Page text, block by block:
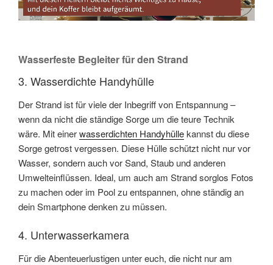
Wasserfeste Begleiter für den Strand
3. Wasserdichte Handyhülle
Der Strand ist für viele der Inbegriff von Entspannung –
wenn da nicht die ständige Sorge um die teure Technik
wäre. Mit einerwasserdichten Handyhüllekannst du diese
Sorge getrost vergessen. Diese Hülle schützt nicht nur vor
Wasser, sondern auch vor Sand, Staub und anderen
Umwelteinflüssen. Ideal, um auch am Strand sorglos Fotos
zu machen oder im Pool zu entspannen, ohne ständig an
dein Smartphone denken zu müssen.
4. Unterwasserkamera
Für die Abenteuerlustigen unter euch, die nicht nur am